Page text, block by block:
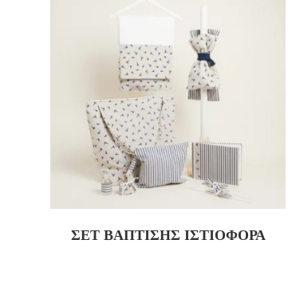
ΣΕΤ ΒΑΠΤΙΣΗΣ ΙΣΤΙΟΦΟΡΑ